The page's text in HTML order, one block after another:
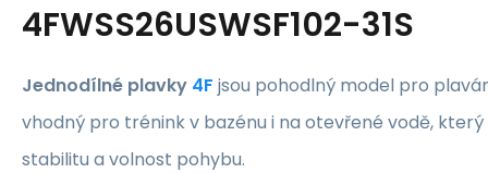
4FWSS26USWSF102-31S
Jednodílné plavky 4F jsou pohodlný model pro
vhodný pro trénink v bazénu i na otevřené vodě,
stabilitu a volnost pohybu.